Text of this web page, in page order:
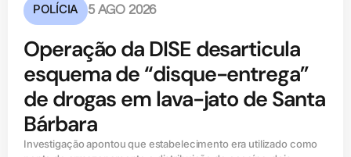
POLÍCIA 5 AGO 2026
Operação da DISE desarticula
esquema de “disque-entrega”
de drogas em lava-jato de Santa
Bárbara
Investigação apontou que estabelecimento era utilizado como